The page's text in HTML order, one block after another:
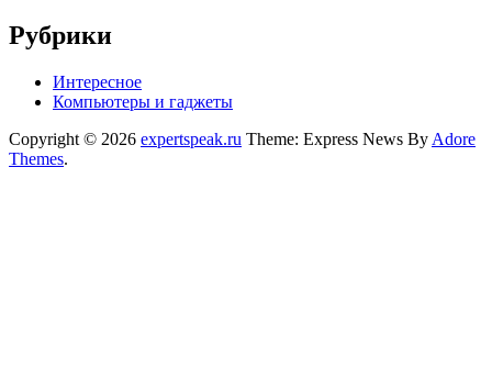
Рубрики
Интересное
Компьютеры и гаджеты
Copyright © 2026 expertspeak.ru Theme: Express News By Adore
Themes.